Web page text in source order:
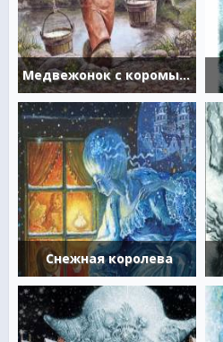
Медвежонок с коромыслом
Снежная королева